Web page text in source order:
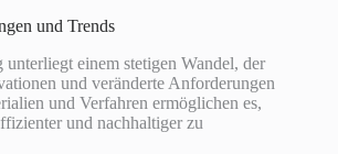
und Trends
unterliegt einem stetigen Wandel, der
und veränderte Anforderungen
und Verfahren ermöglichen es,
und nachhaltiger zu